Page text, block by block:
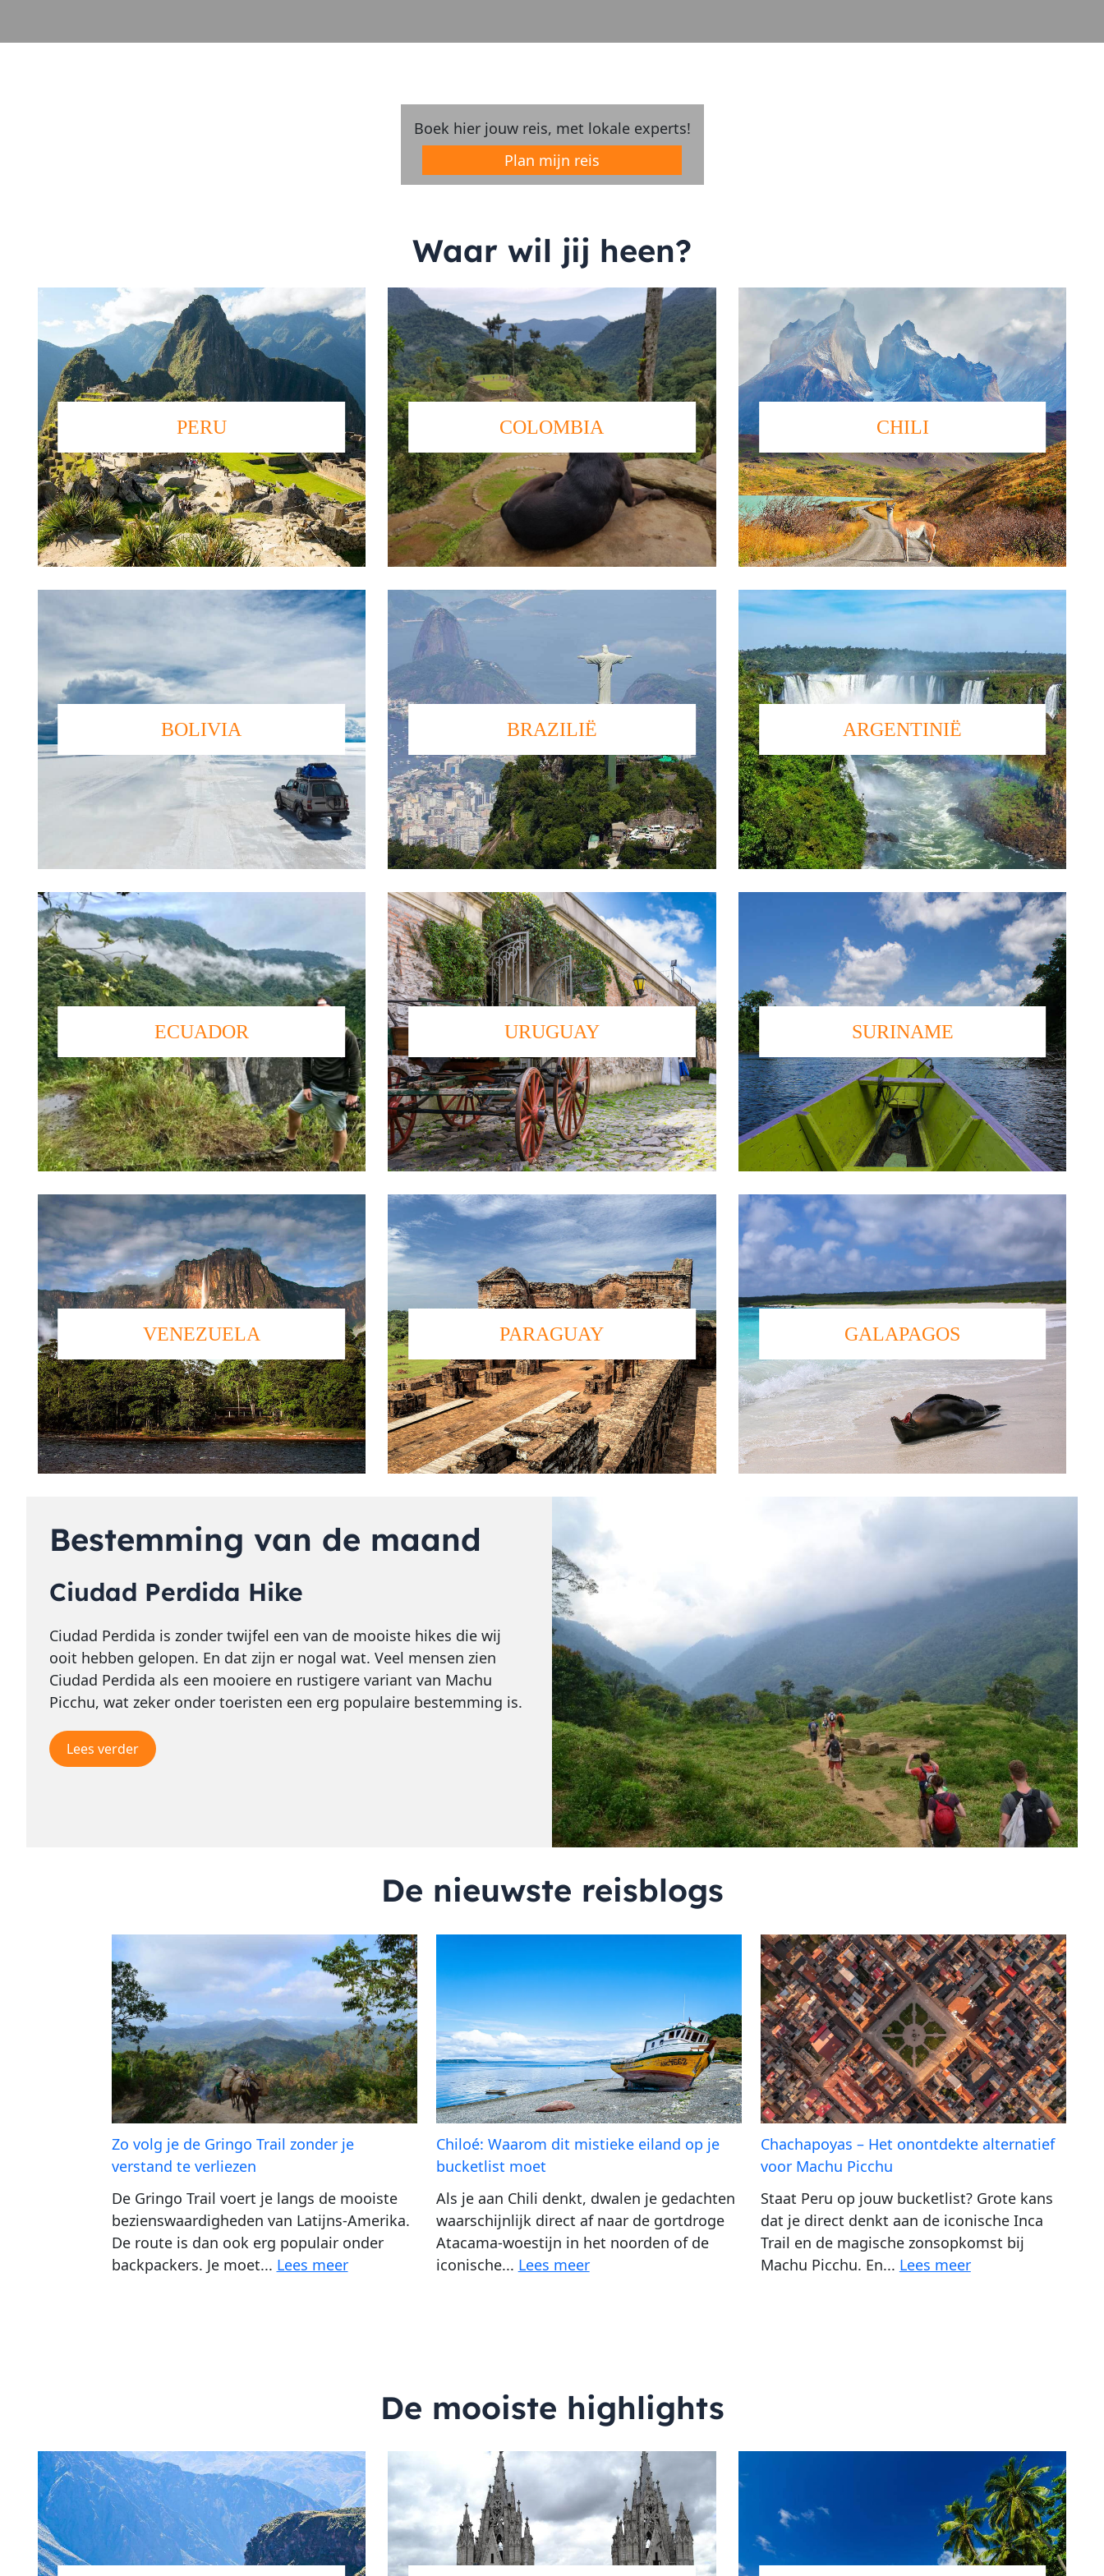
Boek hier jouw reis, met lokale experts!
Plan mijn reis
Waar wil jij heen?
PERU COLOMBIA CHILI
BOLIVIA BRAZILIË ARGENTINIË
ECUADOR URUGUAY SURINAME
VENEZUELA PARAGUAY GALAPAGOS
Bestemming van de maand
Ciudad Perdida Hike
Ciudad Perdida is zonder twijfel een van de mooiste hikes die wij
ooit hebben gelopen. En dat zijn er nogal wat. Veel mensen zien
Ciudad Perdida als een mooiere en rustigere variant van Machu
Picchu, wat zeker onder toeristen een erg populaire bestemming is.
Lees verder
De nieuwste reisblogs
Zo volg je de Gringo Trail zonder je
verstand te verliezen
De Gringo Trail voert je langs de mooiste
bezienswaardigheden van Latijns-Amerika.
De route is dan ook erg populair onder
backpackers. Je moet... Lees meer
Chiloé: Waarom dit mistieke eiland op je
bucketlist moet
Als je aan Chili denkt, dwalen je gedachten
waarschijnlijk direct af naar de gortdroge
Atacama-woestijn in het noorden of de
iconische... Lees meer
Chachapoyas – Het onontdekte alternatief
voor Machu Picchu
Staat Peru op jouw bucketlist? Grote kans
dat je direct denkt aan de iconische Inca
Trail en de magische zonsopkomst bij
Machu Picchu. En... Lees meer
De mooiste highlights